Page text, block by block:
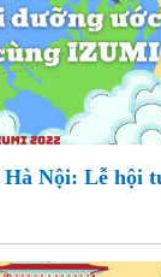
Nội: Lễ hội